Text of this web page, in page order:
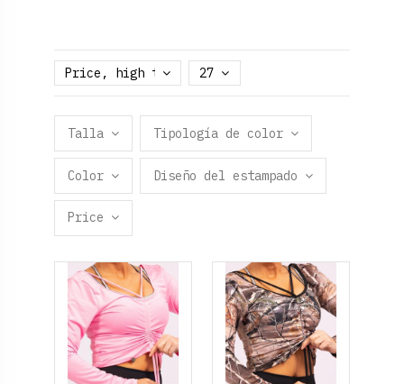
Price, high to low 27
Talla Tipología de color
Color Diseño del estampado
Price